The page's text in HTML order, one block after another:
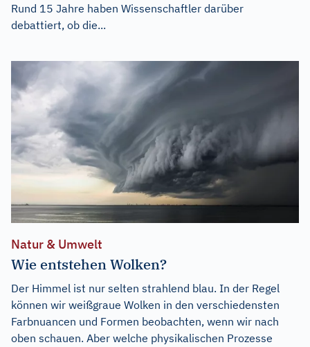
Rund 15 Jahre haben Wissenschaftler darüber
debattiert, ob die...
Natur & Umwelt
Wie entstehen Wolken?
Der Himmel ist nur selten strahlend blau. In der Regel
können wir weißgraue Wolken in den verschiedensten
Farbnuancen und Formen beobachten, wenn wir nach
oben schauen. Aber welche physikalischen Prozesse